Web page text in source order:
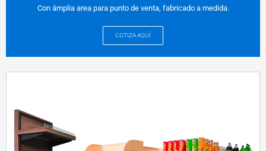
Con ámplia area para punto de venta, fabricado a medida.
COTIZA AQUÍ